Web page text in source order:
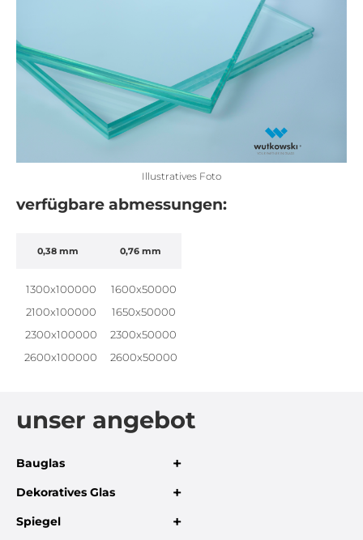
unser angebot
Bauglas +
Dekoratives Glas +
Spiegel +
Illustratives Foto
verfügbare abmessungen:
0,38 mm
1300x100000
2100x100000
2300x100000
2600x100000
0,76 mm
1600x50000
1650x50000
2300x50000
2600x50000